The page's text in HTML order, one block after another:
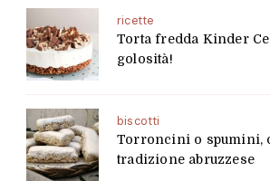
ricette
Torta fredda Kinder
golosità!
biscotti
Torroncini o spumini,
tradizione abruzzese